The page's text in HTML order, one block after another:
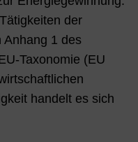
der
Anhang 1 des
Taxonomie (EU
handelt es sich